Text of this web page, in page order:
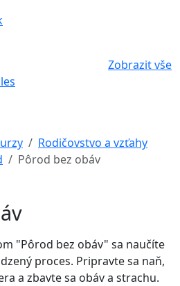
Zobrazit vše
Rodičovstvo a vzťahy
Pôrod bez obáv
"Pôrod bez obáv" sa naučíte
proces. Pripravte sa naň,
a zbavte sa obáv a strachu.